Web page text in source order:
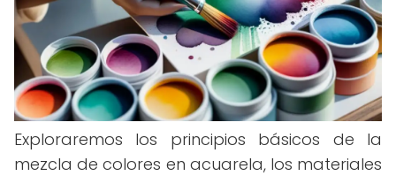
Exploraremos los principios básicos de la
mezcla de colores en acuarela, los materiales